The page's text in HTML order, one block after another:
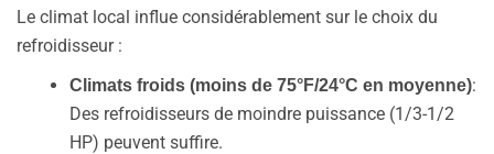
Le climat local influe considérablement sur le choix du
refroidisseur :
Climats froids (moins de 75°F/24°C en moyenne):
Des refroidisseurs de moindre puissance (1/3-1/2
HP) peuvent suffire.